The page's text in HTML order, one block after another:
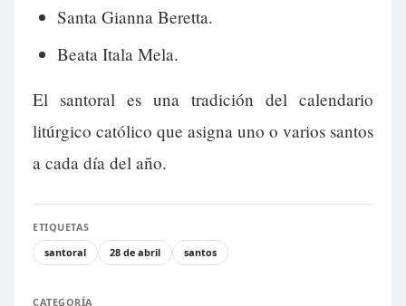
Santa Gianna Beretta.
Beata Itala Mela.
El santoral es una tradición del calendario
litúrgico católico que asigna uno o varios santos
a cada día del año.
ETIQUETAS
santoral
28 de abril santos
CATEGORÍA